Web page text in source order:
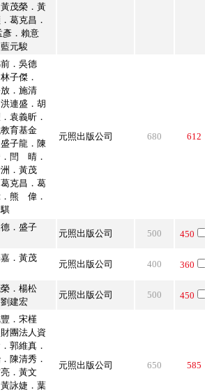
茂榮．黃
葛克昌．
彥．賴意
元駿
．吳德
子傑．
．施清
連盛．胡
袁義昕．
育基金
子龍．陳
．閆 晴．
．黃茂
克昌．葛
熊 偉．
元照出版公司 680 612
．盛子
元照出版公司 500 450
．黃茂
元照出版公司 400 360
．楊松
建宏
元照出版公司 500 450
．宋槿
團法人資
郭維真．
陳清秀．
．黃文
詠婕．葉
元照出版公司 650 585